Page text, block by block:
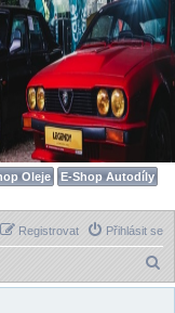
Oleje
E-Shop Autodíly
Přihlásit se
Registrovat
l